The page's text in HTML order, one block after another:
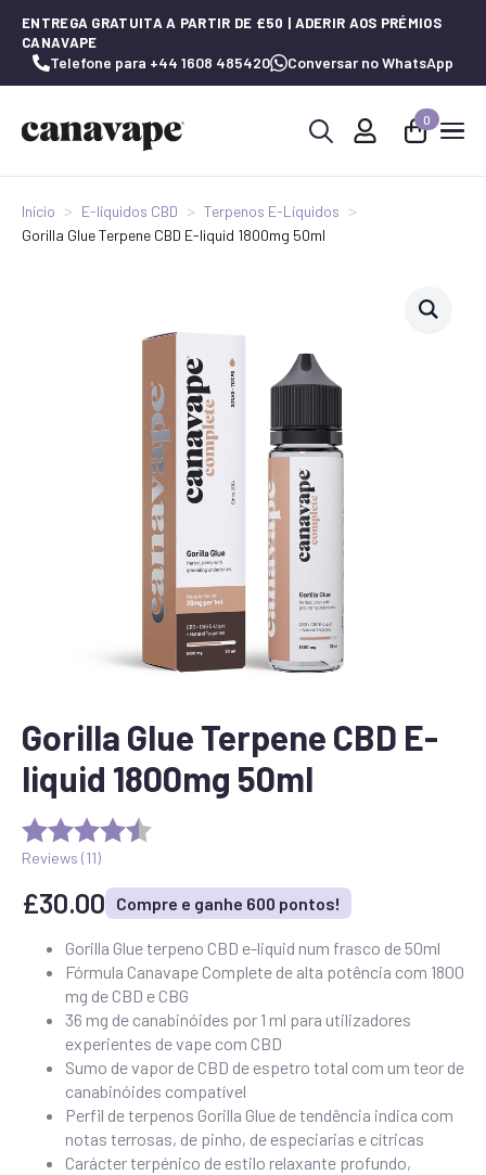
ENTREGA GRATUITA A PARTIR DE £50 | ADERIR AOS PRÉMIOS
CANAVAPE
Telefone para +44 1608 485420 Conversar no WhatsApp
0
Início E-líquidos CBD
Terpenos E-Líquidos
Gorilla Glue Terpene CBD E-liquid 1800mg 50ml
Gorilla Glue Terpene CBD E-
liquid 1800mg 50ml
Reviews (11)
£30.00 Compre e ganhe 600 pontos!
Gorilla Glue terpeno CBD e-liquid num frasco de 50ml
Fórmula Canavape Complete de alta potência com 1800
mg de CBD e CBG
36 mg de canabinóides por 1 ml para utilizadores
experientes de vape com CBD
Sumo de vapor de CBD de espetro total com um teor de
canabinóides compatível
Perfil de terpenos Gorilla Glue de tendência indica com
notas terrosas, de pinho, de especiarias e cítricas
Carácter terpénico de estilo relaxante profundo,